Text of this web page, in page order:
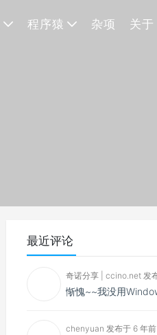
程序猿 杂项 关于
最近评论
奇诺分享 | ccino.net 发
chenyuan 发布于 6 年前